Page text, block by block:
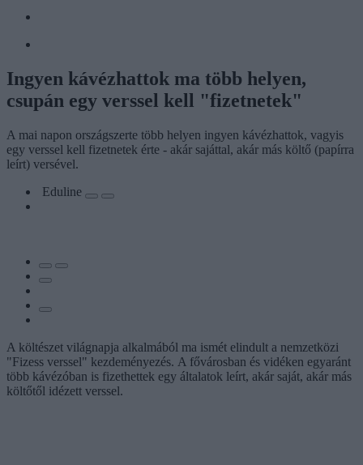
Ingyen kávézhattok ma több helyen,
csupán egy verssel kell "fizetnetek"
A mai napon országszerte több helyen ingyen kávézhattok, vagyis
egy verssel kell fizetnetek érte - akár sajáttal, akár más költő (papírra
leírt) versével.
Eduline
A költészet világnapja alkalmából ma ismét elindult a nemzetközi
"Fizess verssel" kezdeményezés. A fővárosban és vidéken egyaránt
több kávézóban is fizethettek egy általatok leírt, akár saját, akár más
költőtől idézett verssel.